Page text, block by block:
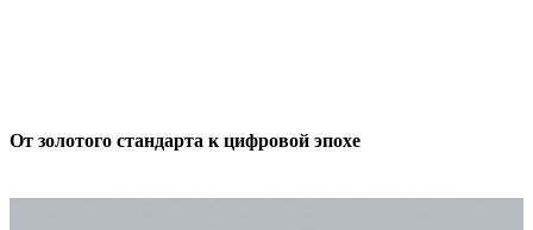
От золотого стандарта к цифровой эпохе